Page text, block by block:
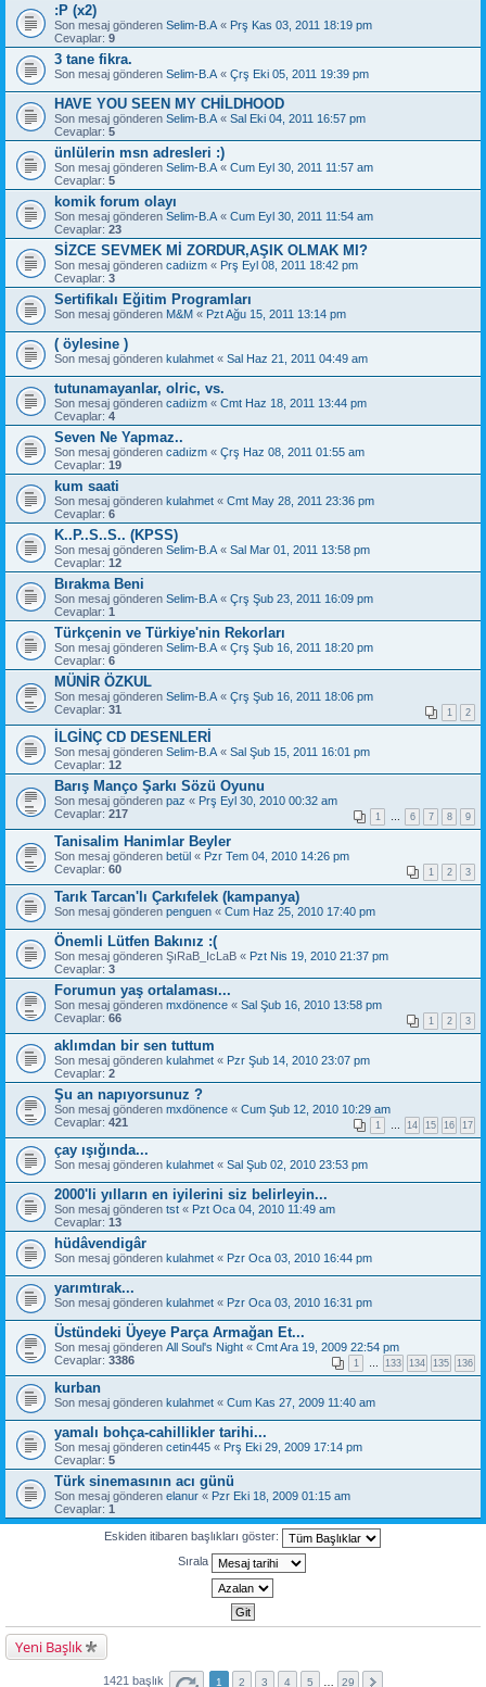
:P (x2)
Son mesaj gönderen Selim-B.A « Prş Kas 03, 2011 18:19 pm
Cevaplar: 9
3 tane fikra.
Son mesaj gönderen Selim-B.A « Çrş Eki 05, 2011 19:39 pm
HAVE YOU SEEN MY CHİLDHOOD
Son mesaj gönderen Selim-B.A « Sal Eki 04, 2011 16:57 pm
Cevaplar: 5
ünlülerin msn adresleri :)
Son mesaj gönderen Selim-B.A « Cum Eyl 30, 2011 11:57 am
Cevaplar: 5
komik forum olayı
Son mesaj gönderen Selim-B.A « Cum Eyl 30, 2011 11:54 am
Cevaplar: 23
SİZCE SEVMEK Mİ ZORDUR,AŞIK OLMAK MI?
Son mesaj gönderen cadıizm « Prş Eyl 08, 2011 18:42 pm
Cevaplar: 3
Sertifikalı Eğitim Programları
Son mesaj gönderen M&M « Pzt Ağu 15, 2011 13:14 pm
( öylesine )
Son mesaj gönderen kulahmet « Sal Haz 21, 2011 04:49 am
tutunamayanlar, olric, vs.
Son mesaj gönderen cadıizm « Cmt Haz 18, 2011 13:44 pm
Cevaplar: 4
Seven Ne Yapmaz..
Son mesaj gönderen cadıizm « Çrş Haz 08, 2011 01:55 am
Cevaplar: 19
kum saati
Son mesaj gönderen kulahmet « Cmt May 28, 2011 23:36 pm
Cevaplar: 6
K..P..S..S.. (KPSS)
Son mesaj gönderen Selim-B.A « Sal Mar 01, 2011 13:58 pm
Cevaplar: 12
Bırakma Beni
Son mesaj gönderen Selim-B.A « Çrş Şub 23, 2011 16:09 pm
Cevaplar: 1
Türkçenin ve Türkiye'nin Rekorları
Son mesaj gönderen Selim-B.A « Çrş Şub 16, 2011 18:20 pm
Cevaplar: 6
MÜNİR ÖZKUL
Son mesaj gönderen Selim-B.A « Çrş Şub 16, 2011 18:06 pm
Cevaplar: 31 1 2
İLGİNÇ CD DESENLERİ
Son mesaj gönderen Selim-B.A « Sal Şub 15, 2011 16:01 pm
Cevaplar: 12
Barış Manço Şarkı Sözü Oyunu
Son mesaj gönderen paz « Prş Eyl 30, 2010 00:32 am
Cevaplar: 217 1 6 7 8 9
Tanisalim Hanimlar Beyler
Son mesaj gönderen betül « Pzr Tem 04, 2010 14:26 pm
Cevaplar: 60 1 2 3
Tarık Tarcan'lı Çarkıfelek (kampanya)
Son mesaj gönderen penguen « Cum Haz 25, 2010 17:40 pm
Önemli Lütfen Bakınız :(
Son mesaj gönderen ŞıRaB_IcLaB « Pzt Nis 19, 2010 21:37 pm
Cevaplar: 3
Forumun yaş ortalaması...
Son mesaj gönderen mxdönence « Sal Şub 16, 2010 13:58 pm
Cevaplar: 66 1 2 3
aklımdan bir sen tuttum
Son mesaj gönderen kulahmet « Pzr Şub 14, 2010 23:07 pm
Cevaplar: 2
Şu an napıyorsunuz ?
Son mesaj gönderen mxdönence « Cum Şub 12, 2010 10:29 am
Cevaplar: 421 1 14 15 16 17
çay ışığında...
Son mesaj gönderen kulahmet « Sal Şub 02, 2010 23:53 pm
2000'li yılların en iyilerini siz belirleyin...
Son mesaj gönderen tst « Pzt Oca 04, 2010 11:49 am
Cevaplar: 13
hüdâvendigâr
Son mesaj gönderen kulahmet « Pzr Oca 03, 2010 16:44 pm
yarımtırak...
Son mesaj gönderen kulahmet « Pzr Oca 03, 2010 16:31 pm
Üstündeki Üyeye Parça Armağan Et...
Son mesaj gönderen All Soul's Night « Cmt Ara 19, 2009 22:54 pm
Cevaplar: 3386 1 133 134 135 136
kurban
Son mesaj gönderen kulahmet « Cum Kas 27, 2009 11:40 am
yamalı bohça-cahillikler tarihi...
Son mesaj gönderen cetin445 « Prş Eki 29, 2009 17:14 pm
Cevaplar: 5
Türk sinemasının acı günü
Son mesaj gönderen elanur « Pzr Eki 18, 2009 01:15 am
Cevaplar: 1
Eskiden itibaren başlıkları göster:
Sırala
Yeni Başlık
1421 başlık 1 2 3 4 5 29